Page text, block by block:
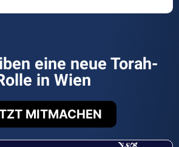
eine neue Torah-
in Wien
MITMACHEN